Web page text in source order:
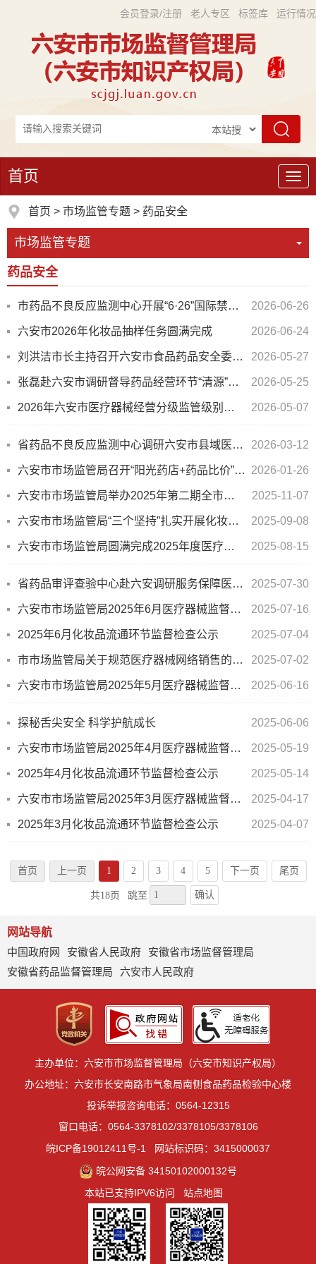
会员登录/注册 老人专区 标签库 运行情况
导
航
首页
首页 > 市场监管专题 > 药品安全
市场监管专题
药品安全
市药品不良反应监测中心开展“6·26”国际禁毒日联合宣传 2026-06-26
六安市2026年化妆品抽样任务圆满完成 2026-06-24
刘洪洁市长主持召开六安市食品药品安全委员会会议 2026-05-27
张磊赴六安市调研督导药品经营环节“清源”巩固提升行动 2026-05-25
2026年六安市医疗器械经营分级监管级别信息公示 2026-05-07
省药品不良反应监测中心调研六安市县域医共体药物警戒工作 2026-03-12
六安市市场监管局召开“阳光药店+药品比价”系统培训会 2026-01-26
六安市市场监管局举办2025年第二期全市药品检查员培训班 2025-11-07
六安市市场监管局“三个坚持”扎实开展化妆品监管工作 2025-09-08
六安市市场监管局圆满完成2025年度医疗器械监督抽检工作 2025-08-15
省药品审评查验中心赴六安调研服务保障医药创新领域工作 2025-07-30
六安市市场监管局2025年6月医疗器械监督检查公示表 2025-07-16
2025年6月化妆品流通环节监督检查公示 2025-07-04
市市场监管局关于规范医疗器械网络销售的提示函 2025-07-02
六安市市场监管局2025年5月医疗器械监督检查公示表 2025-06-16
探秘舌尖安全 科学护航成长 2025-06-06
六安市市场监管局2025年4月医疗器械监督检查公示表 2025-05-19
2025年4月化妆品流通环节监督检查公示 2025-05-14
六安市市场监管局2025年3月医疗器械监督检查公示表 2025-04-17
2025年3月化妆品流通环节监督检查公示 2025-04-07
首页 上一页 1 2 3 4 5 下一页 尾页
共18页 跳至 确认
网站导航
中国政府网
安徽省人民政府
安徽省市场监督管理局
安徽省药品监督管理局
六安市人民政府
主办单位：六安市市场监督管理局（六安市知识产权局）
办公地址：六安市长安南路市气象局南侧食品药品检验中心楼
投诉举报咨询电话：0564-12315
窗口电话：0564-3378102/3378105/3378106
皖ICP备19012411号-1
网站标识码：3415000037
皖公网安备 34150102000132号
本站已支持IPV6访问
站点地图